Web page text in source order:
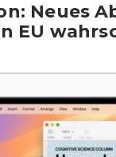
Neues
EU